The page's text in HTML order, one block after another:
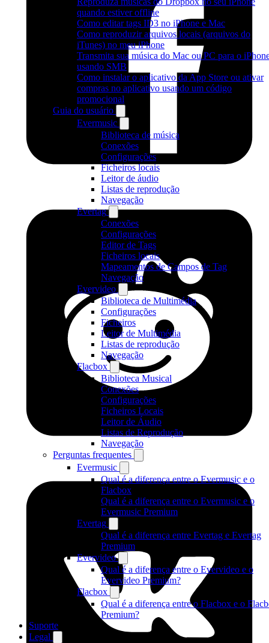
quando estiver offline
Como editar tags ID3 no iPhone e Mac
Como reproduzir arquivos locais (arquivos do
iTunes) no meu iPhone
Transmita sua música do Mac ou PC para o
usando SMB
Como instalar o aplicativo da App Store ou ativar
compras no aplicativo usando um código
promocional
Guia do usuário
Evermusic
Biblioteca de música
Conexões
Configurações
Ficheiros locais
Leitor de áudio
Listas de reprodução
Navegação
Evertag
Conexões
Configurações
Editor de Tags
Ficheiros locais
Mapeamentos de Campos de Tag
Navegação
Evervideo
Biblioteca de Multimédia
Configurações
Ficheiros
Leitor de Multimédia
Listas de reprodução
Navegação
Flacbox
Biblioteca Musical
Conexões
Configurações
Ficheiros Locais
Leitor de Áudio
Listas de Reprodução
Navegação
Perguntas frequentes
Evermusic
Qual é a diferença entre o Evermusic e o
Flacbox
Qual é a diferença entre o Evermusic e o
Evermusic Premium
Evertag
Qual é a diferença entre Evertag e Evertag
Premium
Evervideo
Qual é a diferença entre o Evervideo e o
Evervideo Premium?
Flacbox
Qual é a diferença entre o Flacbox e o
Premium?
Suporte
Legal